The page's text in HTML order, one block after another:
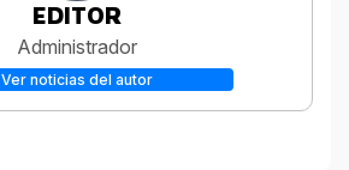
EDITOR
Administrador
Ver noticias del autor